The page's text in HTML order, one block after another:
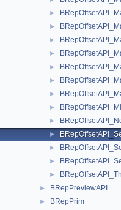
►
►
►
►
►
►
►
►
►
►
►
►
►
► BRepPreviewAPI
► BRepPrim